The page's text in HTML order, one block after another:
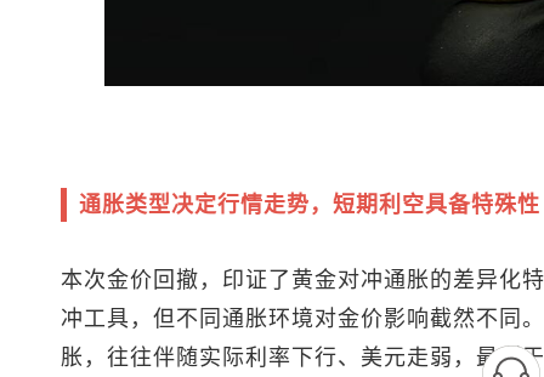
通胀类型决定行情走势，短期利空具备特殊性
本次金价回撤，印证了黄金对冲通胀的差异化
冲工具，但不同通胀环境对金价影响截然不同
胀，往往伴随实际利率下行、美元走弱，最利